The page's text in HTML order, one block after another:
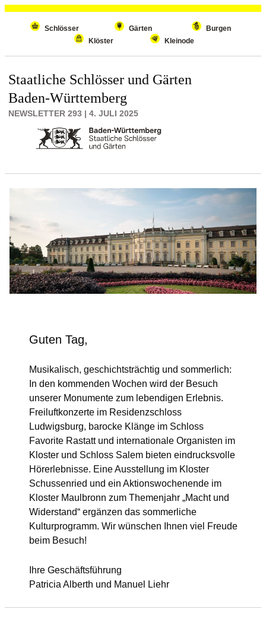
Wiederholenden Inhalt überspringen
Schlösser Gärten
Burgen
Klöster
Kleinode
Staatliche Schlösser und Gärten
Baden-Württemberg
NEWSLETTER 293 | 4. JULI 2025
Guten Tag,
Musikalisch, geschichtsträchtig und sommerlich:
In den kommenden Wochen wird der Besuch
unserer Monumente zum lebendigen Erlebnis.
Freiluftkonzerte im Residenzschloss
Ludwigsburg, barocke Klänge im Schloss
Favorite Rastatt und internationale Organisten im
Kloster und Schloss Salem bieten eindrucksvolle
Hörerlebnisse. Eine Ausstellung im Kloster
Schussenried und ein Aktionswochenende im
Kloster Maulbronn zum Themenjahr „Macht und
Widerstand“ ergänzen das sommerliche
Kulturprogramm. Wir wünschen Ihnen viel Freude
beim Besuch!
Ihre Geschäftsführung
Patricia Alberth und Manuel Liehr